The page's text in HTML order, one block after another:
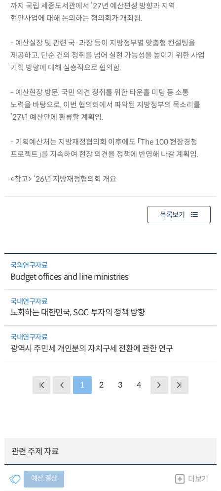
까지 국립 세종도서관에서 ’27년 예산편성 방향과 지역
현안사업에 대해 논의하는 협의회가 개최됨.
- 예산실장 및 관련 국·과장 등이 지방정부별 맞춤형 컨설팅을
제공하고, 단순 건의 청취를 넘어 실현 가능성을 높이기 위한 사업
기획 방향에 대해 심층적으로 협의함.
- 예산현장 방문, 국민 의견 청취를 위한 타운홀 미팅 등 소통
노력을 바탕으로, 이번 협의회에서 파악된 지방정부의 목소리를
’27년 예산안에 환류할 계획임.
- 기획예산처는 지방재정협의회 이후에도 「The 100 현장경청
프로젝트」를 지속하여 현장 의견을 정책에 반영해 나갈 계획임.
<참고> ‘26년 지방재정협의회 개요
목록보기
국외연구자료
Budget offices and line ministries
국내연구자료
노화하는 대한민국, SOC 투자의 정책 방향
국내연구자료
광역시 주민세 개인분의 자치구세 전환에 관한 연구
1 2 3 4
관련 주제 자료
예산.결산 더보기